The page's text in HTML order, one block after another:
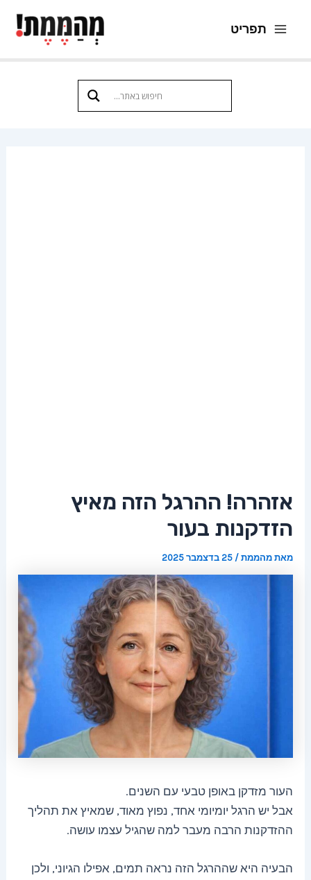
לתוכן
תפריט
אזהרה! ההרגל הזה מאיץ
הזדקנות בעור
מאתמהממת/25 בדצמבר 2025
העור מזדקן באופן טבעי עם השנים.
אבל יש הרגל יומיומי אחד, נפוץ מאוד, שמאיץ את תהליך
ההזדקנות הרבה מעבר למה שהגיל עצמו עושה.
הבעיה היא שההרגל הזה נראה תמים, אפילו הגיוני, ולכן